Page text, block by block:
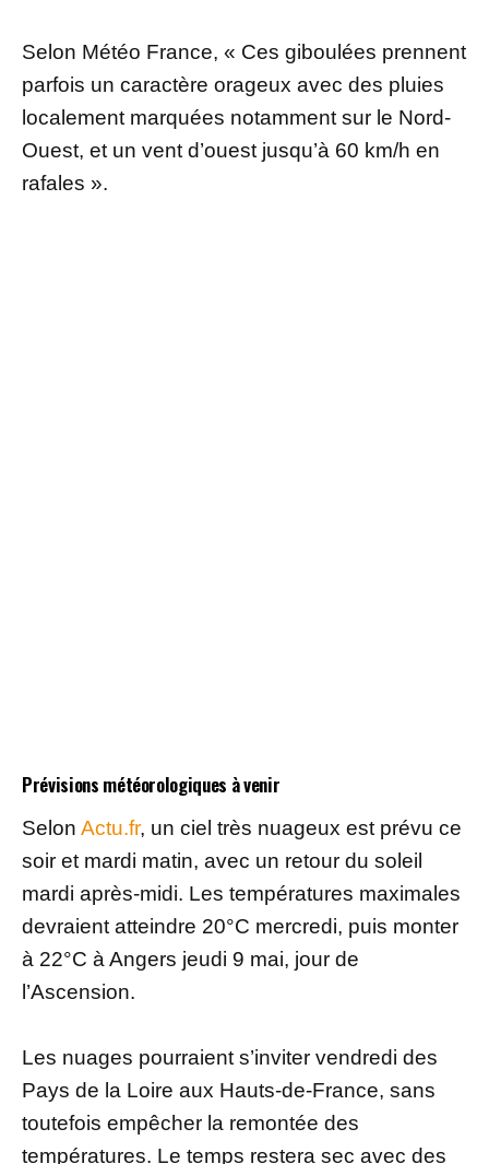
Selon Météo France, « Ces giboulées prennent
parfois un caractère orageux avec des pluies
localement marquées notamment sur le Nord-
Ouest, et un vent d’ouest jusqu’à 60 km/h en
rafales ».
Prévisions météorologiques à venir
Selon Actu.fr, un ciel très nuageux est prévu ce
soir et mardi matin, avec un retour du soleil
mardi après-midi. Les températures maximales
devraient atteindre 20°C mercredi, puis monter
à 22°C à Angers jeudi 9 mai, jour de
l’Ascension.
Les nuages pourraient s’inviter vendredi des
Pays de la Loire aux Hauts-de-France, sans
toutefois empêcher la remontée des
températures. Le temps restera sec avec des